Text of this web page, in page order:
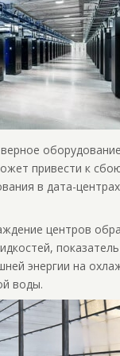
привести к
в дата-
центров
энергии на
воды.